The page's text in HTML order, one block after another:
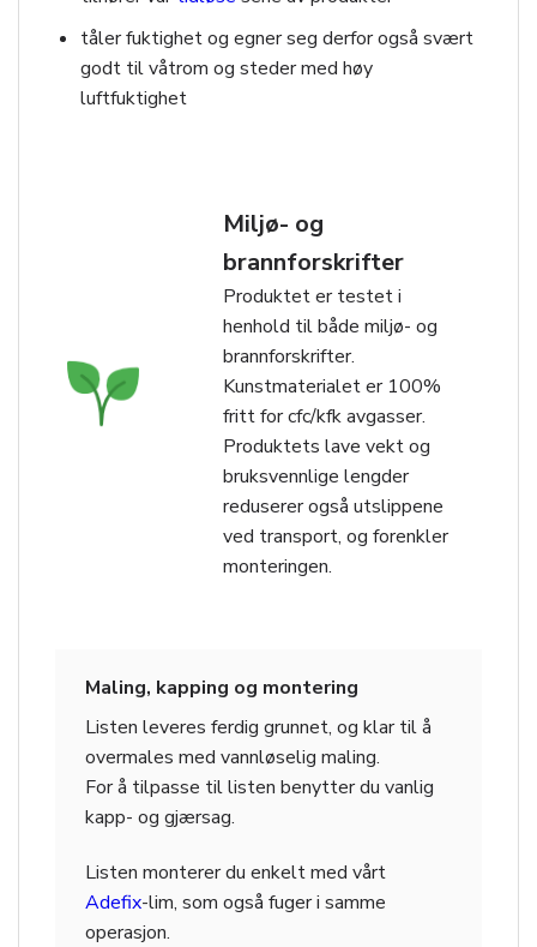
tåler fuktighet og egner seg derfor også svært
godt til våtrom og steder med høy
luftfuktighet
Miljø- og
brannforskrifter
Produktet er testet i
henhold til både miljø- og
brannforskrifter.
Kunstmaterialet er 100%
fritt for cfc/kfk avgasser.
Produktets lave vekt og
bruksvennlige lengder
reduserer også utslippene
ved transport, og forenkler
monteringen.
Maling, kapping og montering
Listen leveres ferdig grunnet, og klar til å
overmales med vannløselig maling.
For å tilpasse til listen benytter du vanlig
kapp- og gjærsag.
Listen monterer du enkelt med vårt
Adefix-lim, som også fuger i samme
operasjon.